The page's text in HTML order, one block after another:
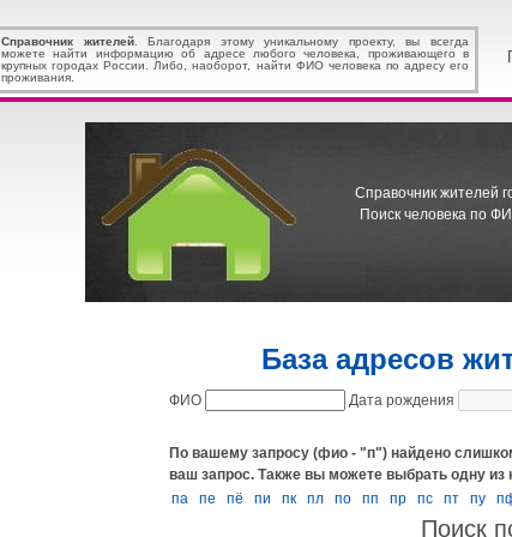
Справочник жителей. Благодаря этому уникальному проекту, вы всегда
можете найти информацию об адресе любого человека, проживающего в
крупных городах России. Либо, наоборот, найти ФИО человека по адресу его
проживания.
Справочник жителей
Поиск человека по
База адресов
ФИО Дата рождения
По вашему запросу (фио - "п") найдено
ваш запрос. Также вы можете выбрать одну
па
пе пё пи пк пл по пп пр пс пт пу
Поиск